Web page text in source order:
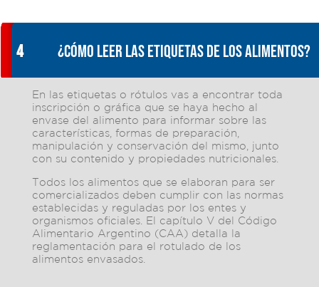
4 ¿Cómo leer las etiquetas de los alimentos?
En las etiquetas o rótulos vas a encontrar toda
inscripción o gráfica que se haya hecho al
envase del alimento para informar sobre las
características, formas de preparación,
manipulación y conservación del mismo, junto
con su contenido y propiedades nutricionales.
Todos los alimentos que se elaboran para ser
comercializados deben cumplir con las normas
establecidas y reguladas por los entes y
organismos oficiales. El capítulo V del Código
Alimentario Argentino (CAA) detalla la
reglamentación para el rotulado de los
alimentos envasados.